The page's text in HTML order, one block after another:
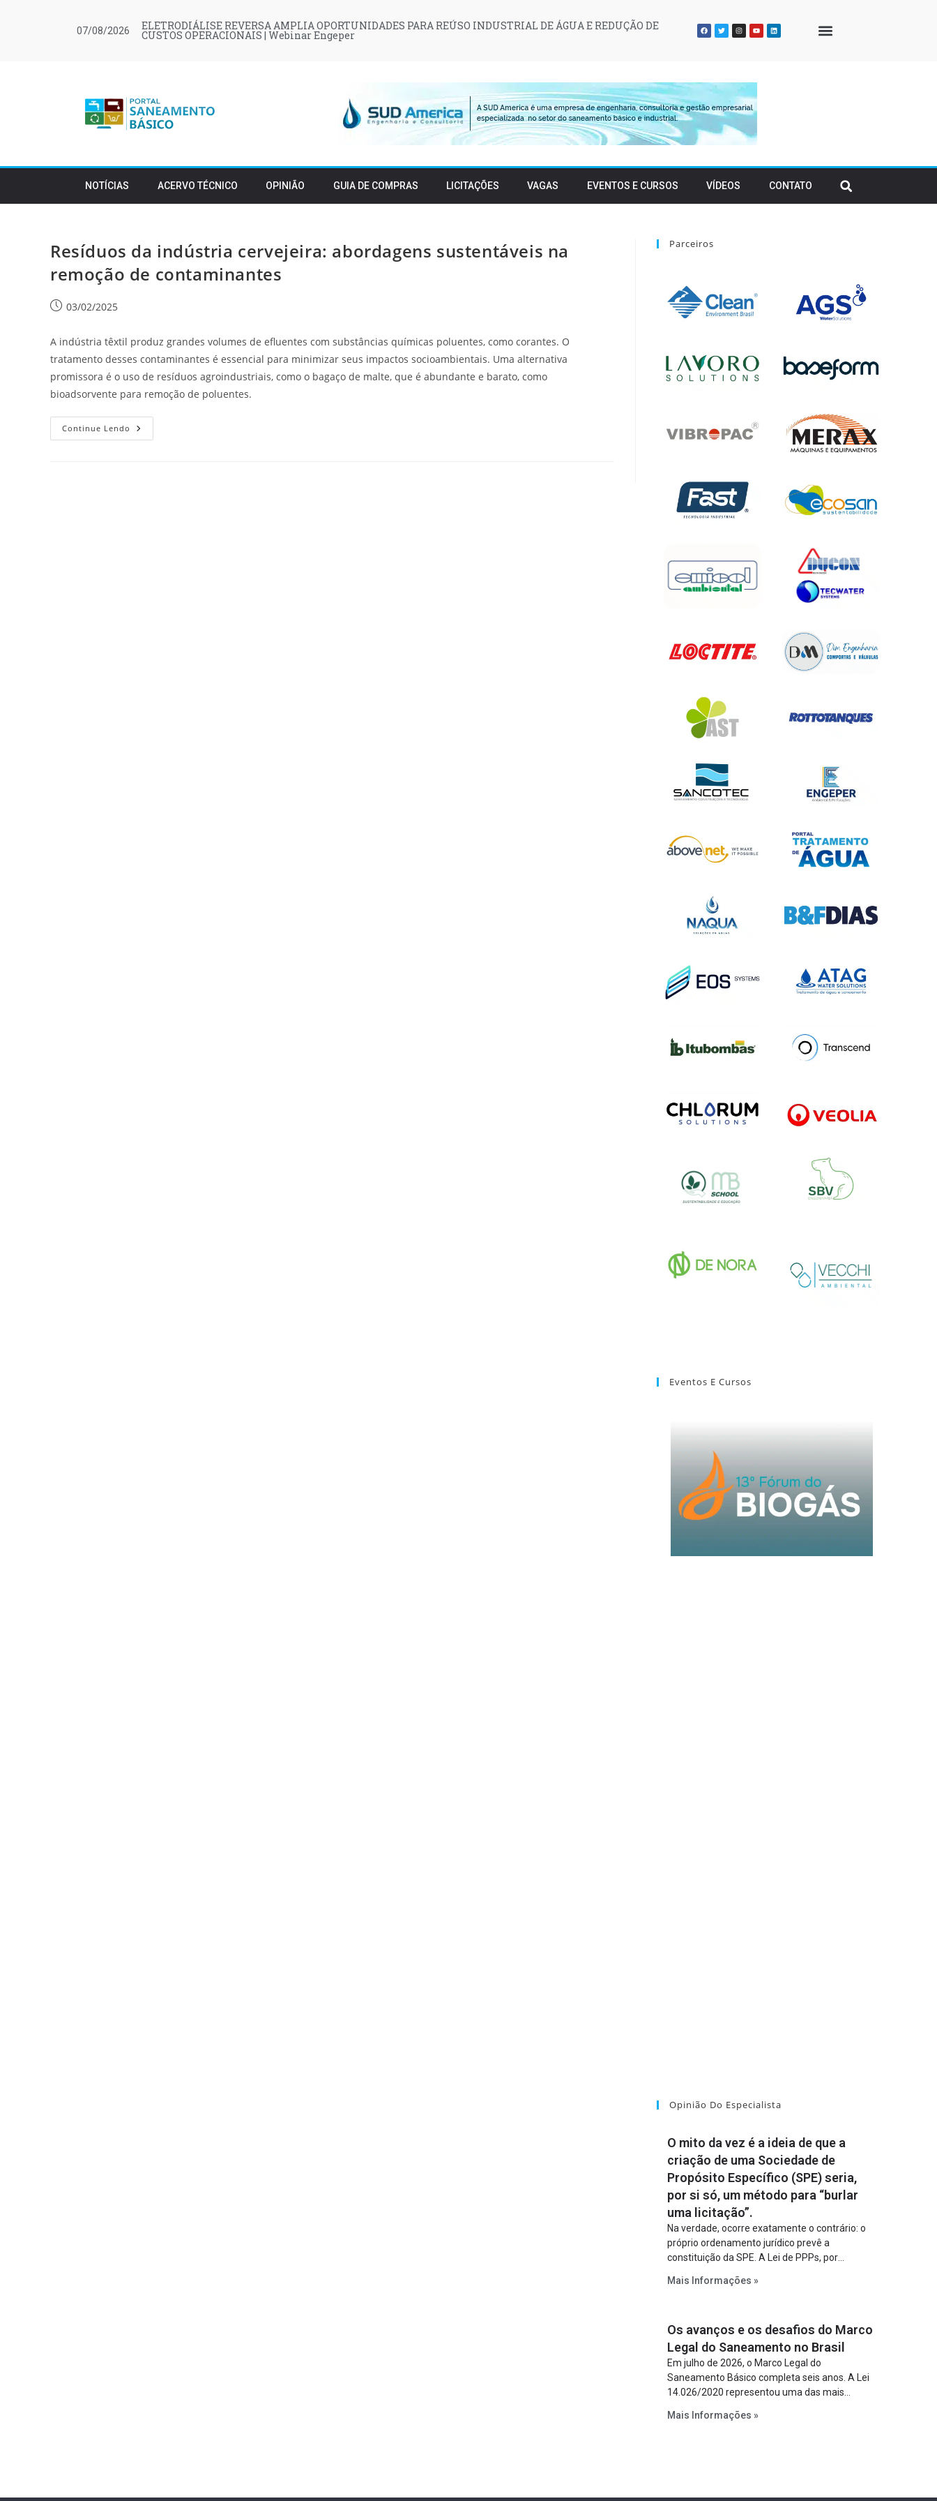
07/08/2026 ELETRODIÁLISE REVERSA AMPLIA OPORTUNIDADES PARA REÚSO INDUSTRIAL DE ÁGUA E REDUÇÃO DE
CUSTOS OPERACIONAIS | Webinar Engeper
NOTÍCIAS ACERVO TÉCNICO OPINIÃO GUIA DE COMPRAS LICITAÇÕES VAGAS EVENTOS E CURSOS VÍDEOS CONTATO
Resíduos da indústria cervejeira: abordagens sustentáveis na
remoção de contaminantes
03/02/2025
A indústria têxtil produz grandes volumes de efluentes com substâncias químicas poluentes, como corantes. O
tratamento desses contaminantes é essencial para minimizar seus impactos socioambientais. Uma alternativa
promissora é o uso de resíduos agroindustriais, como o bagaço de malte, que é abundante e barato, como
bioadsorvente para remoção de poluentes.
Continue Lendo
Parceiros
Eventos E Cursos
Opinião Do Especialista
O mito da vez é a ideia de que a
criação de uma Sociedade de
Propósito Específico (SPE) seria,
por si só, um método para “burlar
uma licitação”.
Na verdade, ocorre exatamente o contrário: o
próprio ordenamento jurídico prevê a
constituição da SPE. A Lei de PPPs, por
constitua uma SPE para implantar e gerir o
Lei de Concessões, a figura é facultativa e
sujeita a uma escolha racional de projeto a
projeto.
Mais Informações »
Os avanços e os desafios do Marco
Legal do Saneamento no Brasil
Em julho de 2026, o Marco Legal do
Saneamento Básico completa seis anos. A Lei
14.026/2020 representou uma das mais
estabelecer metas claras para a
Mais Informações »